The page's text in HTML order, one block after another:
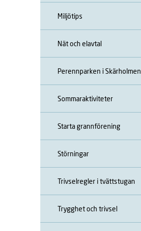
Miljötips
Nät och elavtal
Perennparken i Skärholmen
Sommaraktiviteter
Starta grannförening
Störningar
Trivselregler i tvättstugan
Trygghet och trivsel